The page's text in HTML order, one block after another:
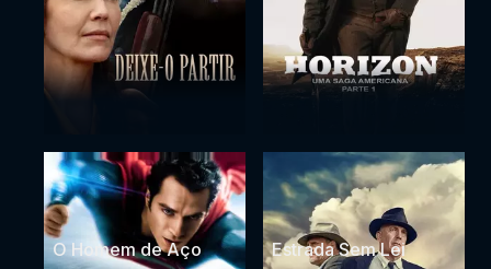
O Homem de Aço Estrada Sem Lei